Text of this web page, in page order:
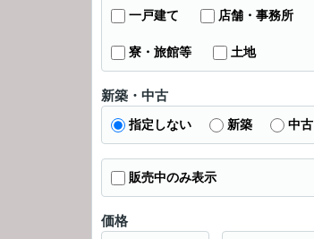
一戸建て 店舗・事務所
寮・旅館等 土地
新築・中古
指定しない 新築 中古
販売中のみ表示
価格